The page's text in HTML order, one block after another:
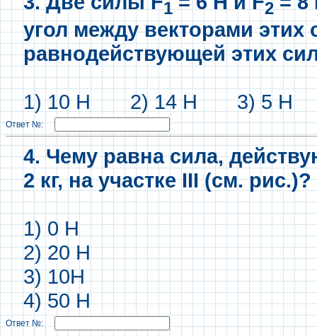
1 2
угол между векторами
равнодействующей этих
1) 10 Н 2) 14 Н 3) 5 Н
Ответ №:
4. Чему равна сила,
2 кг, на участке III (см. рис.)?
1) 0 Н
2) 20 Н
3) 10Н
4) 50 Н
Ответ №: